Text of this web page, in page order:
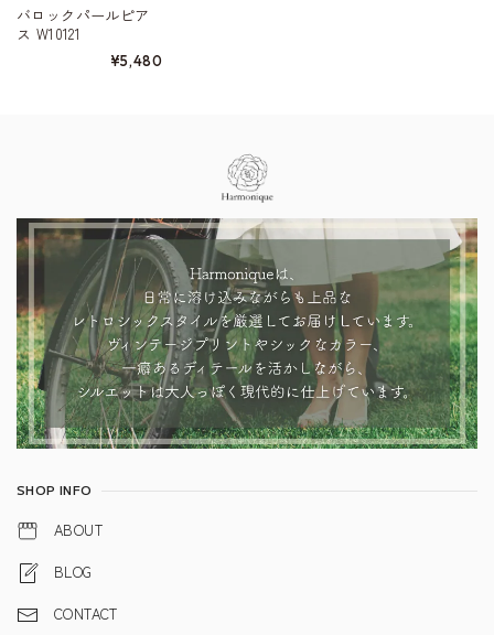
バロックパールピア
ス W10121
¥5,480
SHOP INFO
ABOUT
BLOG
CONTACT